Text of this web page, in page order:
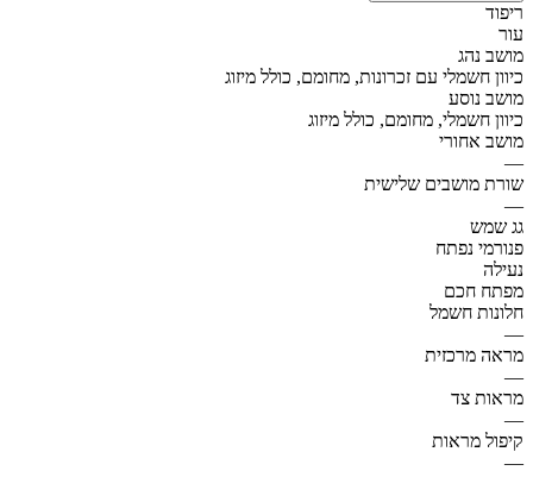
ריפוד
עור
מושב נהג
כיוון חשמלי עם זכרונות, מחומם, כולל מיזוג
מושב נוסע
כיוון חשמלי, מחומם, כולל מיזוג
מושב אחורי
—
שורת מושבים שלישית
—
גג שמש
פנורמי נפתח
נעילה
מפתח חכם
חלונות חשמל
—
מראה מרכזית
—
מראות צד
—
קיפול מראות
—